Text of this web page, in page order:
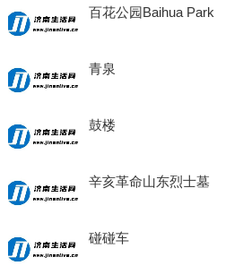
百花公园Baihua Park
青泉
鼓楼
辛亥革命山东烈士墓
碰碰车